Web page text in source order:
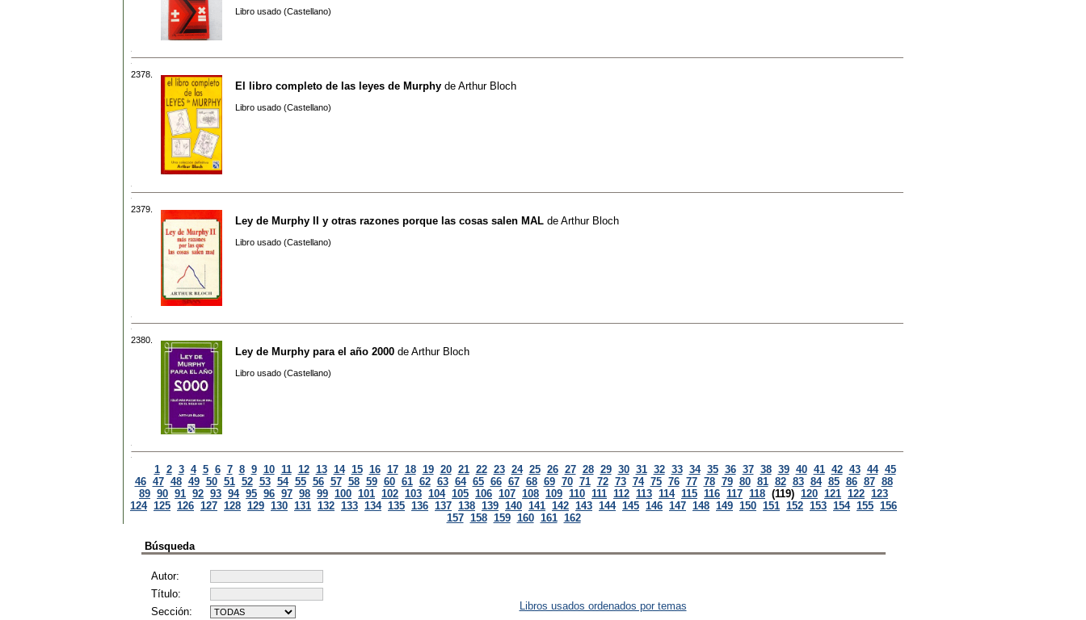
Libro usado (Castellano)
2378.
El libro completo de las leyes de Murphy de Arthur Bloch
Libro usado (Castellano)
2379.
Ley de Murphy II y otras razones porque las cosas salen MAL de Arthur Bloch
Libro usado (Castellano)
2380.
Ley de Murphy para el año 2000 de Arthur Bloch
Libro usado (Castellano)
1 2 3 4 5 6 7 8 9 10 11 12 13 14 15 16 17 18 19 20 21 22 23 24 25 26 27 28 29 30 31 32 33 34 35 36 37 38 39 40 41 42 43 44 45
46 47 48 49 50 51 52 53 54 55 56 57 58 59 60 61 62 63 64 65 66 67 68 69 70 71 72 73 74 75 76 77 78 79 80 81 82 83 84 85 86 87 88
89 90 91 92 93 94 95 96 97 98 99 100 101 102 103 104 105 106 107 108 109 110 111 112 113 114 115 116 117 118 (119) 120 121 122 123
124 125 126 127 128 129 130 131 132 133 134 135 136 137 138 139 140 141 142 143 144 145 146 147 148 149 150 151 152 153 154 155 156
157 158 159 160 161 162
Búsqueda
Autor:
Título:
Sección:
Libros usados ordenados por temas